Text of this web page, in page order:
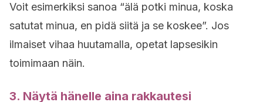
Voit esimerkiksi sanoa “älä potki minua, koska
satutat minua, en pidä siitä ja se koskee”. Jos
ilmaiset vihaa huutamalla, opetat lapsesikin
toimimaan näin.
3. Näytä hänelle aina rakkautesi